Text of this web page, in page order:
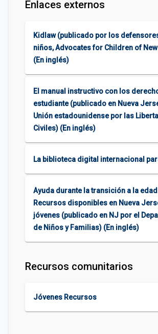
Enlaces externos
Kidlaw (publicado por los
niños, Advocates for Children of
(En inglés)
El manual instructivo con los
estudiante (publicado en Nueva
Unión estadounidense por las
Civiles) (En inglés)
La biblioteca digital internacional
Ayuda durante la transición a la
Recursos disponibles en Nueva
jóvenes (publicado en NJ por el
de Niños y Familias) (En inglés)
Recursos comunitarios
Jóvenes Recursos